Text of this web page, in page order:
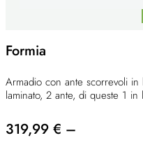
Formia
Armadio con ante scorrevoli in
laminato, 2 ante, di queste 1
319,99 € –